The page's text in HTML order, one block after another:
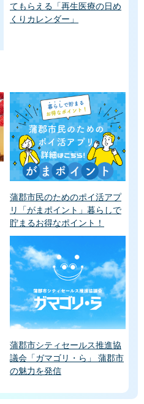
てもらえる「再生医療の日め
くりカレンダー」
蒲郡市民のためのポイ活アプ
リ「がまポイント」暮らしで
貯まるお得なポイント！
蒲郡市シティセールス推進協
議会「ガマゴリ・ら」 蒲郡市
の魅力を発信